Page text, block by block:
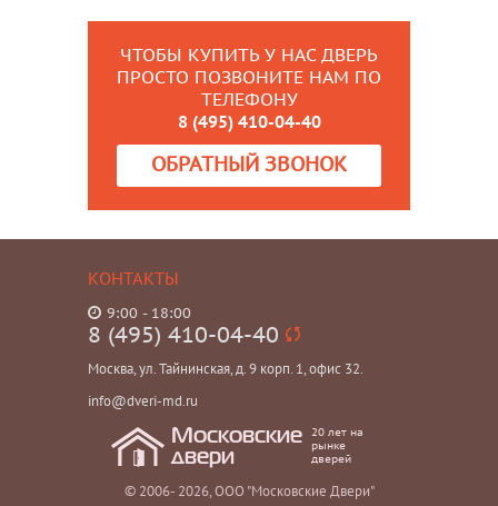
ЧТОБЫ КУПИТЬ У НАС ДВЕРЬ
ПРОСТО ПОЗВОНИТЕ НАМ ПО
ТЕЛЕФОНУ
8 (495) 410-04-40
ОБРАТНЫЙ ЗВОНОК
КОНТАКТЫ
9:00 - 18:00
8 (495) 410-04-40
Москва, ул. Тайнинская, д. 9 корп. 1, офис 32.
info@dveri-md.ru
Московские
двери
20 лет на
рынке
дверей
© 2006- 2026, ООО "Московские Двери"